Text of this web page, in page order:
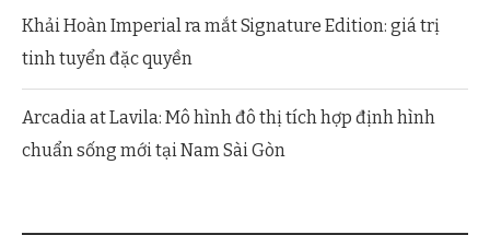
Khải Hoàn Imperial ra mắt Signature Edition: giá trị
tinh tuyển đặc quyền
Arcadia at Lavila: Mô hình đô thị tích hợp định hình
chuẩn sống mới tại Nam Sài Gòn